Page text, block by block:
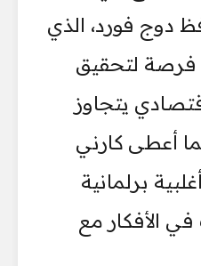
دوج فورد، الذي
فرصة لتحقيق
يتجاوز
أعطى كارني
برلمانية
الأفكار مع